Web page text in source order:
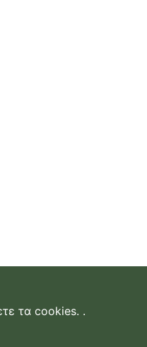
|επικοινωνία
τα cookies. .